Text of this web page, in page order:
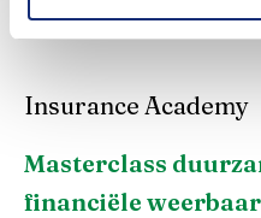
Insurance Academy
Masterclass
financiële